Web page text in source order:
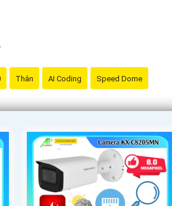
để nâng cao an toàn hoạt động ổn định
camera Starlight màu ánh sáng yếu phù
Thân AI Coding Speed Dome